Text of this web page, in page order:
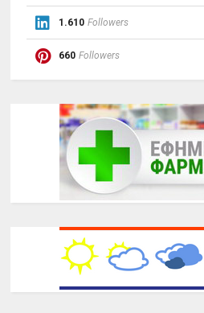
1.610 Followers
660 Followers